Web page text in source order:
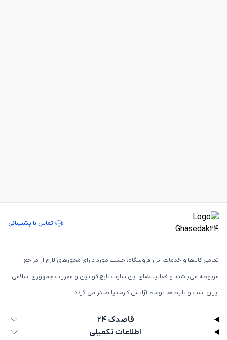
تماس با پشتیبانی
تمامی كالاها و خدمات اين فروشگاه، حسب مورد دارای مجوزهای لازم از مراجع
مربوطه می‌باشند و فعاليت‌های اين سايت تابع قوانين و مقررات جمهوری اسلامی
ايران است و بلیط ها توسط آژانس کارمانیا صادر می گردد.
قاصدک ۲۴
اطلاعات تکمیلی